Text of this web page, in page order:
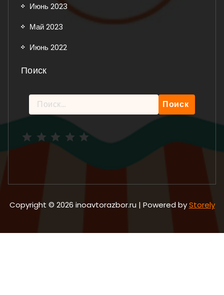
Июнь 2023
Май 2023
Июнь 2022
Поиск
Найти:
Copyright © 2026 inoavtorazbor.ru | Powered byStorely